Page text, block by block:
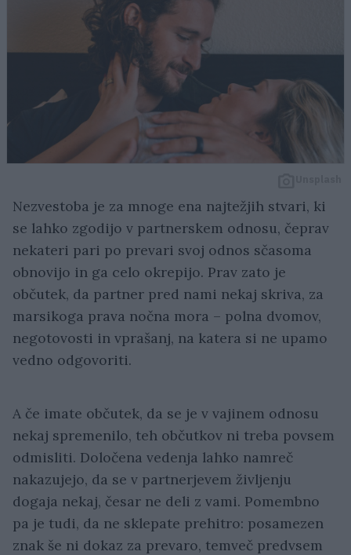
Nezvestoba je za mnoge ena najtežjih stvari, ki
se lahko zgodijo v partnerskem odnosu, čeprav
nekateri pari po prevari svoj odnos sčasoma
obnovijo in ga celo okrepijo. Prav zato je
občutek, da partner pred nami nekaj skriva, za
marsikoga prava nočna mora – polna dvomov,
negotovosti in vprašanj, na katera si ne upamo
vedno odgovoriti.
A če imate občutek, da se je v vajinem odnosu
nekaj spremenilo, teh občutkov ni treba povsem
odmisliti. Določena vedenja lahko namreč
nakazujejo, da se v partnerjevem življenju
dogaja nekaj, česar ne deli z vami. Pomembno
pa je tudi, da ne sklepate prehitro: posamezen
znak še ni dokaz za prevaro, temveč predvsem